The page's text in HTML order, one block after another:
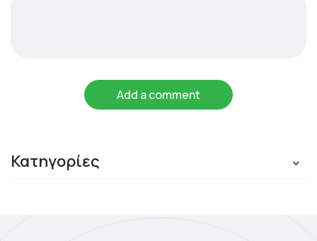
Add a comment
Κατηγορίες